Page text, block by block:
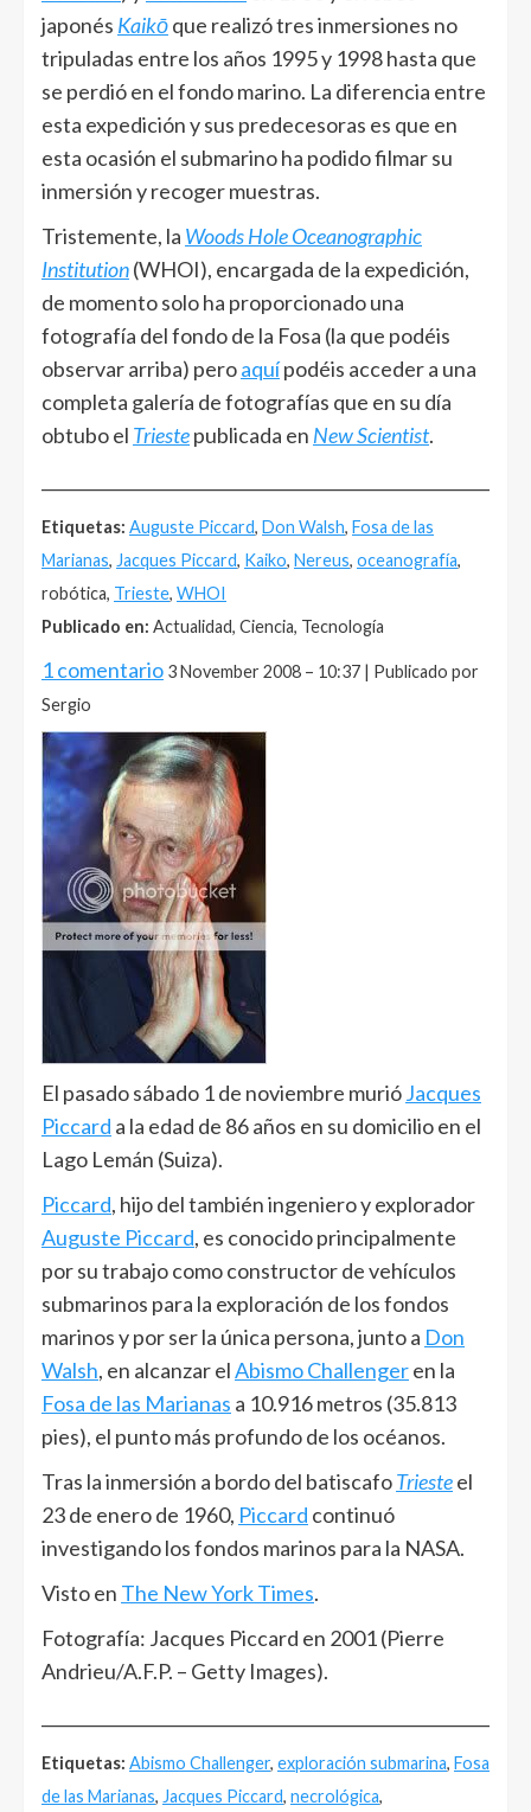
japonés Kaikōque realizó tres inmersiones no
tripuladas entre los años 1995 y 1998 hasta que
se perdió en el fondo marino. La diferencia entre
esta expedición y sus predecesoras es que en
esta ocasión el submarino ha podido filmar su
inmersión y recoger muestras.
Tristemente, la Woods Hole Oceanographic
Institution(WHOI), encargada de la expedición,
de momento solo ha proporcionado una
fotografía del fondo de la Fosa (la que podéis
observar arriba) peroaquípodéis acceder a una
completa galería de fotografías que en su día
obtubo el Triestepublicada en New Scientist.
Etiquetas: Auguste Piccard, Don Walsh, Fosa de las
Marianas, Jacques Piccard, Kaiko, Nereus, oceanografía,
robótica, Trieste, WHOI
Publicado en: Actualidad, Ciencia, Tecnología
1 comentario 3 November 2008 – 10:37 | Publicado por
Sergio
El pasado sábado 1 de noviembre murióJacques
Piccard a la edad de 86 años en su domicilio en el
Lago Lemán (Suiza).
Piccard, hijo del también ingeniero y explorador
Auguste Piccard, es conocido principalmente
por su trabajo como constructor de vehículos
submarinos para la exploración de los fondos
marinos y por ser la única persona, junto a Don
Walsh, en alcanzar elAbismo Challengeren la
Fosa de las Marianas a 10.916 metros (35.813
pies), el punto más profundo de los océanos.
Tras la inmersión a bordo del batiscafoTriesteel
23 de enero de 1960, Piccard continuó
investigando los fondos marinos para la NASA.
Visto en The New York Times.
Fotografía: Jacques Piccard en 2001 (Pierre
Andrieu/A.F.P. – Getty Images).
Etiquetas: Abismo Challenger, exploración submarina, Fosa
de las Marianas, Jacques Piccard, necrológica,